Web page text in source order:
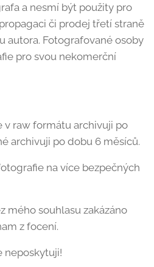
a nesmí být použity pro
či prodej třetí straně
autora. Fotografované osoby
pro svou nekomerční
raw formátu archivuji po
archivuji po dobu 6 měsíců.
na více bezpečných
mého souhlasu zakázáno
z focení.
neposkytuji!